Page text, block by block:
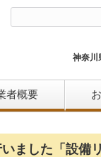
神奈川
者概要
ました「設備